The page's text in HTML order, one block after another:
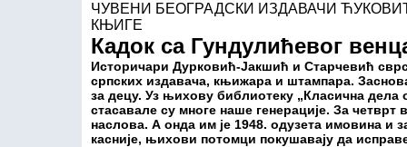
ЧУВЕНИ БЕОГРАДСКИ ИЗДАВАЧИ
КЊИГЕ
Кадок са Гундулићевог
Историчари Дурковић-Јакшић и Старчевић
српских издавача, књижара и штампара.
за децу. Уз њихову библиотеку „Класична
стасавале су многе наше генерације. За
наслова. А онда им је 1948. одузета имовина и
касније, њихови потомци покушавају да